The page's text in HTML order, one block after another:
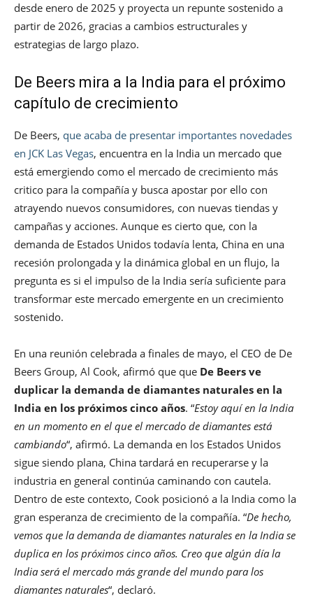
desde enero de 2025 y proyecta un repunte sostenido a
partir de 2026, gracias a cambios estructurales y
estrategias de largo plazo.
De Beers mira a la India para el próximo
capítulo de crecimiento
De Beers, que acaba de presentar importantes novedades
en JCK Las Vegas, encuentra en la India un mercado que
está emergiendo como el mercado de crecimiento más
critico para la compañía y busca apostar por ello con
atrayendo nuevos consumidores, con nuevas tiendas y
campañas y acciones. Aunque es cierto que, con la
demanda de Estados Unidos todavía lenta, China en una
recesión prolongada y la dinámica global en un flujo, la
pregunta es si el impulso de la India sería suficiente para
transformar este mercado emergente en un crecimiento
sostenido.
En una reunión celebrada a finales de mayo, el CEO de De
Beers Group, Al Cook, afirmó que que De Beers ve
duplicar la demanda de diamantes naturales en la
India en los próximos cinco años. “Estoy aquí en la India
en un momento en el que el mercado de diamantes está
cambiando“, afirmó. La demanda en los Estados Unidos
sigue siendo plana, China tardará en recuperarse y la
industria en general continúa caminando con cautela.
Dentro de este contexto, Cook posicionó a la India como la
gran esperanza de crecimiento de la compañía. “De hecho,
vemos que la demanda de diamantes naturales en la India se
duplica en los próximos cinco años. Creo que algún día la
India será el mercado más grande del mundo para los
diamantes naturales“, declaró.